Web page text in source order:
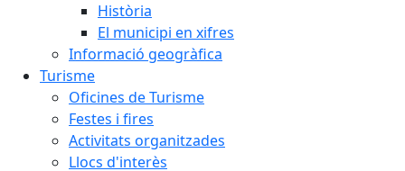
Història
El municipi en xifres
Informació geogràfica
Turisme
Oficines de Turisme
Festes i fires
Activitats organitzades
Llocs d'interès